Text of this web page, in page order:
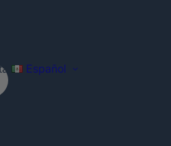
Español